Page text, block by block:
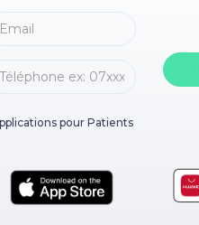
pour Patients